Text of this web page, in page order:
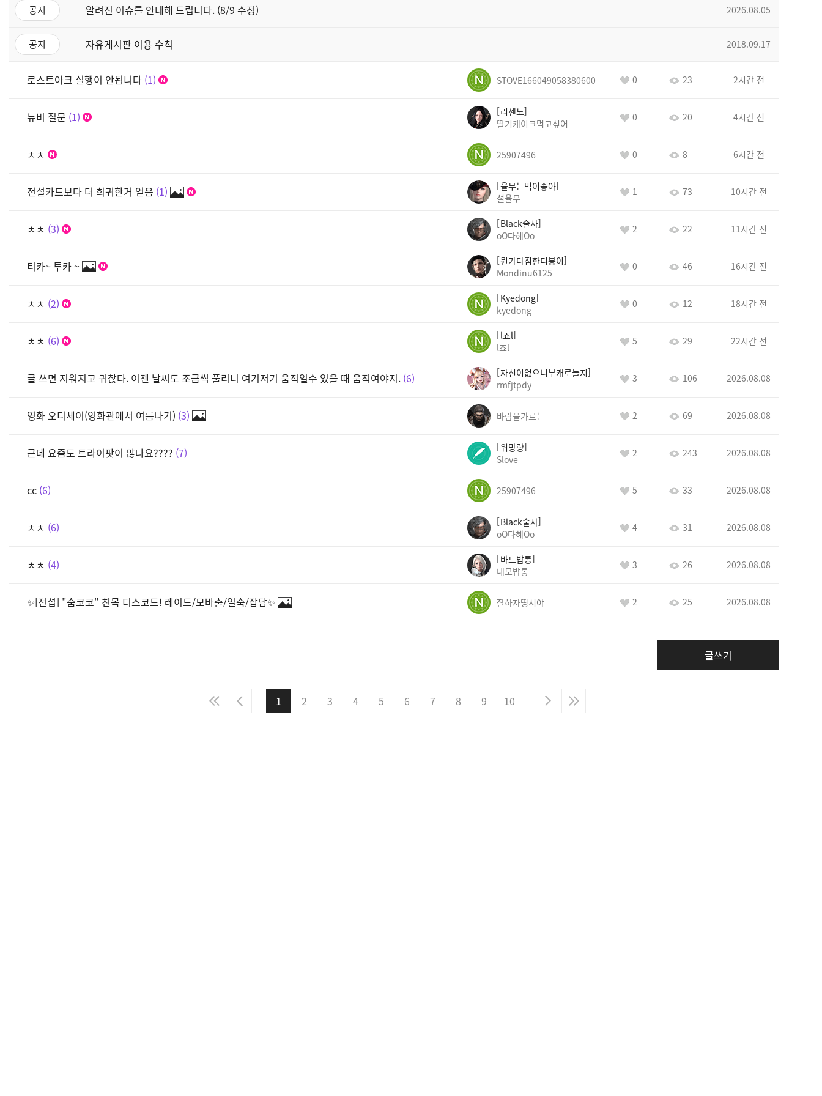
공지 알려진 이슈를 안내해 드립니다. (8/9 수정) 2026.08.05
공지 자유게시판 이용 수칙 2018.09.17
로스트아크 실행이 안됩니다 1 STOVE166049058380600 0 23 2시간 전
뉴비 질문 1
리센노
딸기케이크먹고싶어
0 20 4시간 전
ㅊㅊ 25907496 0 8 6시간 전
전설카드보다 더 희귀한거 얻음 1
율무는먹이좋아
설율무
1 73 10시간 전
ㅊㅊ 3
Black술사
oO다혜Oo
2 22 11시간 전
티카~ 투카 ~
뭔가다짐한디붕이
Mondinu6125
0 46 16시간 전
ㅊㅊ 2
Kyedong
kyedong
0 12 18시간 전
ㅊㅊ 6
l죠l
l죠l
5 29 22시간 전
글 쓰면 지워지고 귀찮다. 이젠 날씨도 조금씩 풀리니 여기저기 움직일수 있을 때 움직여야지. 6
자신이없으니부캐로놀지
rmfjtpdy
3 106 2026.08.08
영화 오디세이(영화관에서 여름나기) 3 바람을가르는 2 69 2026.08.08
근데 요즘도 트라이팟이 많나요???? 7
워망량
Slove
2 243 2026.08.08
cc 6 25907496 5 33 2026.08.08
ㅊㅊ 6
Black술사
oO다혜Oo
4 31 2026.08.08
ㅊㅊ 4
바드밥통
네모밥통
3 26 2026.08.08
✨[전섭] "숨코코" 친목 디스코드! 레이드/모바출/일숙/잡담✨ 잘하자띵서야 2 25 2026.08.08
글쓰기
1 2 3 4 5 6 7 8 9 10